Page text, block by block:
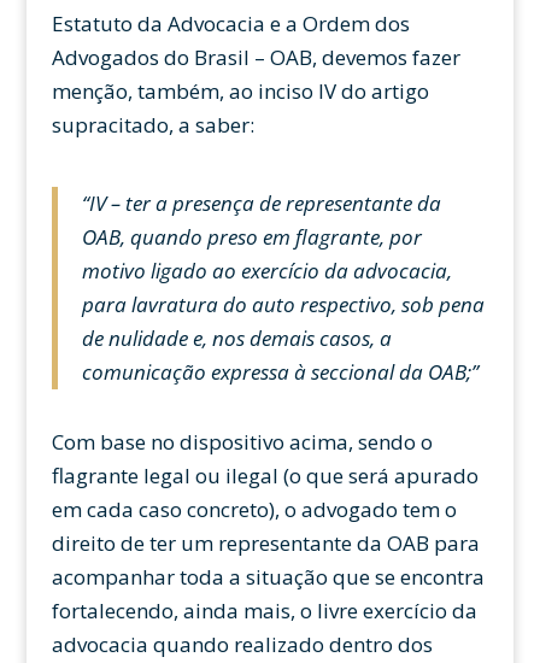
Estatuto da Advocacia e a Ordem dos
Advogados do Brasil – OAB, devemos fazer
menção, também, ao inciso IV do artigo
supracitado, a saber:
“IV – ter a presença de representante da
OAB, quando preso em flagrante, por
motivo ligado ao exercício da advocacia,
para lavratura do auto respectivo, sob pena
de nulidade e, nos demais casos, a
comunicação expressa à seccional da OAB;”
Com base no dispositivo acima, sendo o
flagrante legal ou ilegal (o que será apurado
em cada caso concreto), o advogado tem o
direito de ter um representante da OAB para
acompanhar toda a situação que se encontra
fortalecendo, ainda mais, o livre exercício da
advocacia quando realizado dentro dos